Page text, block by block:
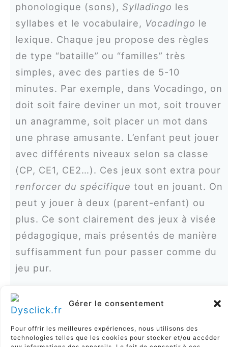
Gérer le consentement
Pour offrir les meilleures expériences, nous utilisons des
technologies telles que les cookies pour stocker et/ou accéder
phonologique (sons), Sylladingo les
syllabes et le vocabulaire, Vocadingo le
lexique. Chaque jeu propose des règles
de type “bataille” ou “familles” très
simples, avec des parties de 5-10
minutes. Par exemple, dans Vocadingo, on
doit soit faire deviner un mot, soit trouver
un anagramme, soit placer un mot dans
une phrase amusante. L’enfant peut jouer
avec différents niveaux selon sa classe
(CP, CE1, CE2…). Ces jeux sont extra pour
renforcer du spécifique tout en jouant. On
peut y jouer à deux (parent-enfant) ou
plus. Ce sont clairement des jeux à visée
pédagogique, mais présentés de manière
suffisamment fun pour passer comme du
jeu pur.
ux
ns